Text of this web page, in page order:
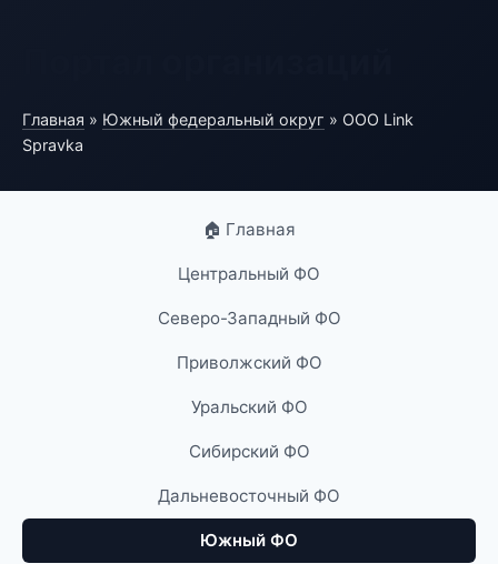
Главная » Южный федеральный округ » ООО Link
Spravka
🏠 Главная
Центральный ФО
Северо-Западный ФО
Приволжский ФО
Уральский ФО
Сибирский ФО
Дальневосточный ФО
Южный ФО